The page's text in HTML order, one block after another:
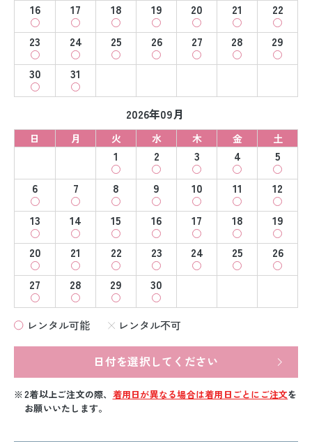
16
17 18 19 20 21
22
23
24 25 26 27 28
29
30
31
2026年09月
日 月 火 水 木 金 土
1 2 3 4
5
6
7 8 9 10 11
12
13
14 15 16 17 18
19
20
21 22 23 24 25
26
27
28 29 30
レンタル可能 レンタル不可
日付を選択してください
2着以上ご注文の際、 着用日が異なる場合は着用日ごとにご注文を
お願いいたします。